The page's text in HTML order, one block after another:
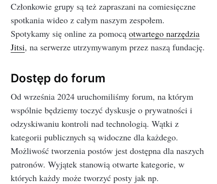
Członkowie grupy są też zapraszani na comiesięczne
spotkania wideo z całym naszym zespołem.
Spotykamy się online za pomocąotwartego narzędzia
Jitsi, na serwerze utrzymywanym przez naszą fundację.
Dostęp do forum
Od września 2024 uruchomiliśmy forum, na którym
wspólnie będziemy toczyć dyskusje o prywatności i
odzyskiwaniu kontroli nad technologią. Wątki z
kategorii publicznych są widoczne dla każdego.
Możliwość tworzenia postów jest dostępna dla naszych
patronów. Wyjątek stanowią otwarte kategorie, w
których każdy może tworzyć posty jak np.